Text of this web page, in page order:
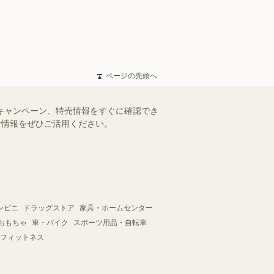
ページの先頭へ
ンペーン、特売情報をすぐに確認でき
報をぜひご活用ください。
ビニ ドラッグストア
家具・ホームセンター
もちゃ
車・バイク
スポーツ用品・自転車
ィットネス